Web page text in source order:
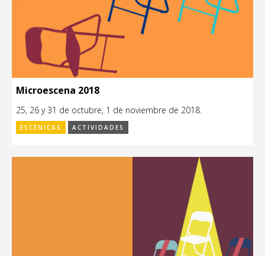
Microescena 2018
25, 26 y 31 de octubre, 1 de noviembre de 2018.
ESCÉNICAS ACTIVIDADES